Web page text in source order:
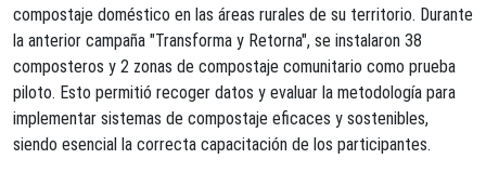
compostaje doméstico en las áreas rurales de su territorio. Durante
la anterior campaña "Transforma y Retorna", se instalaron 38
composteros y 2 zonas de compostaje comunitario como prueba
piloto. Esto permitió recoger datos y evaluar la metodología para
implementar sistemas de compostaje eficaces y sostenibles,
siendo esencial la correcta capacitación de los participantes.